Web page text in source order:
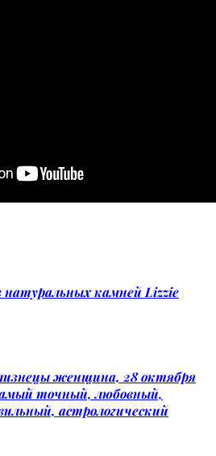
камней Lizzie
женщина, 28 октября
точный, любовный,
астрологический